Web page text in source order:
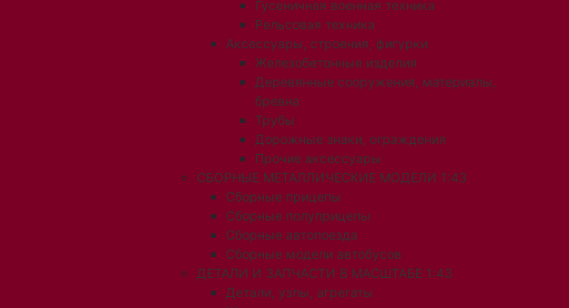
Гусеничная военная техника
Рельсовая техника
Аксессуары, строения, фигурки
Железобетонные изделия
Деревянные сооружения, материалы,
бревна
Трубы
Дорожные знаки, ограждения
Прочие аксессуары
СБОРНЫЕ МЕТАЛЛИЧЕСКИЕ МОДЕЛИ 1:43
Сборные прицепы
Сборные полуприцепы
Сборные автопоезда
Сборные модели автобусов
ДЕТАЛИ И ЗАПЧАСТИ В МАСШТАБЕ 1:43
Детали, узлы, агрегаты